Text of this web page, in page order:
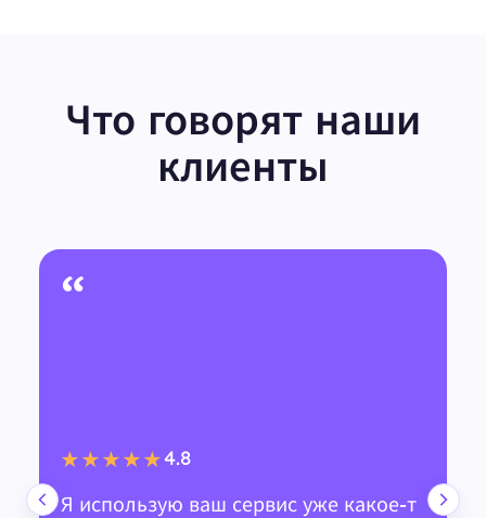
Что говорят наши
клиенты
“
★★★★★4.8
Я использую ваш сервис уже какое-т